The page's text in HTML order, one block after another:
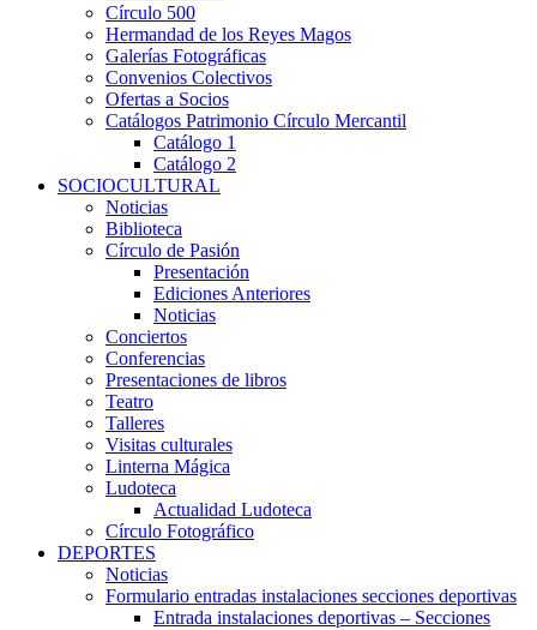
Círculo 500
Hermandad de los Reyes Magos
Galerías Fotográficas
Convenios Colectivos
Ofertas a Socios
Catálogos Patrimonio Círculo Mercantil
Catálogo 1
Catálogo 2
SOCIOCULTURAL
Noticias
Biblioteca
Círculo de Pasión
Presentación
Ediciones Anteriores
Noticias
Conciertos
Conferencias
Presentaciones de libros
Teatro
Talleres
Visitas culturales
Linterna Mágica
Ludoteca
Actualidad Ludoteca
Círculo Fotográfico
DEPORTES
Noticias
Formulario entradas instalaciones secciones deportivas
Entrada instalaciones deportivas – Secciones